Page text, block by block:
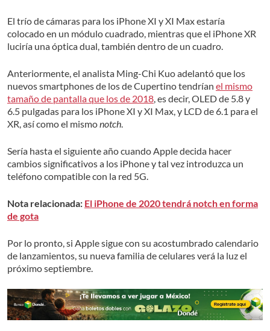
El trío de cámaras para los iPhone XI y XI Max estaría
colocado en un módulo cuadrado, mientras que el iPhone XR
luciría una óptica dual, también dentro de un cuadro.
Anteriormente, el analista Ming-Chi Kuo adelantó que los
nuevos smartphones de los de Cupertino tendrían el mismo
tamaño de pantalla que los de 2018 , es decir, OLED de 5.8 y
6.5 pulgadas para los iPhone XI y XI Max, y LCD de 6.1 para el
XR, así como el mismonotch
Sería hasta el siguiente año cuando Apple decida hacer
cambios significativos a los iPhone y tal vez introduzca un
teléfono compatible con la red 5G.
Nota relacionada: El iPhone de 2020 tendrá notch en forma
de gota
Por lo pronto, si Apple sigue con su acostumbrado calendario
de lanzamientos, su nueva familia de celulares verá la luz el
próximo septiembre.